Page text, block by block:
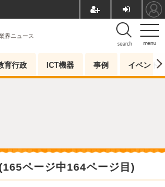
menu
search
界ニュース
育行政 ICT機器 事例 イベント
ページ中164ページ目)